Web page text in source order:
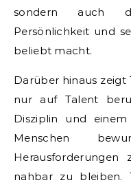
sondern auch
Persönlichkeit und
beliebt macht.
Darüber hinaus zeigt
nur auf Talent
Disziplin und einem
Menschen
nahbar zu bleiben.